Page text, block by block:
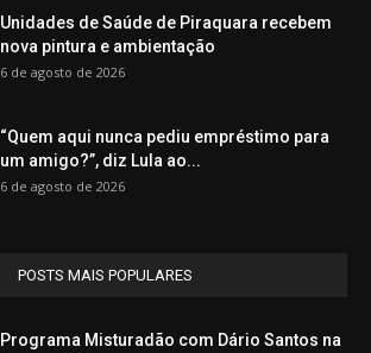
Unidades de Saúde de Piraquara recebem
nova pintura e ambientação
6 de agosto de 2026
“Quem aqui nunca pediu empréstimo para
um amigo?”, diz Lula ao...
6 de agosto de 2026
POSTS MAIS POPULARES
Programa Misturadão com Dário Santos na